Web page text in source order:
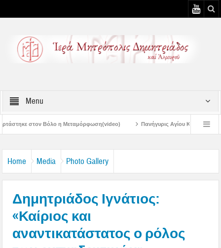
Menu
η Μεταμόρφωση(video) Πανήγυρις Αγίου Καλλινίκου Μητροπολίτου Εδέσσης
Home Media Photo Gallery
Δημητριάδος Ιγνάτιος:
«Καίριος και
αναντικατάστατος ο ρόλος